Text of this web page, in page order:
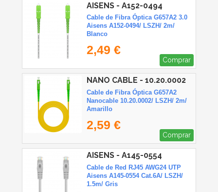
AISENS - A152-0494
Cable de Fibra Óptica G657A2 3.0
Aisens A152-0494/ LSZH/ 2m/
Blanco
2,49 €
Comprar
NANO CABLE - 10.20.0002
Cable de Fibra Óptica G657A2
Nanocable 10.20.0002/ LSZH/ 2m/
Amarillo
2,59 €
Comprar
AISENS - A145-0554
Cable de Red RJ45 AWG24 UTP
Aisens A145-0554 Cat.6A/ LSZH/
1.5m/ Gris